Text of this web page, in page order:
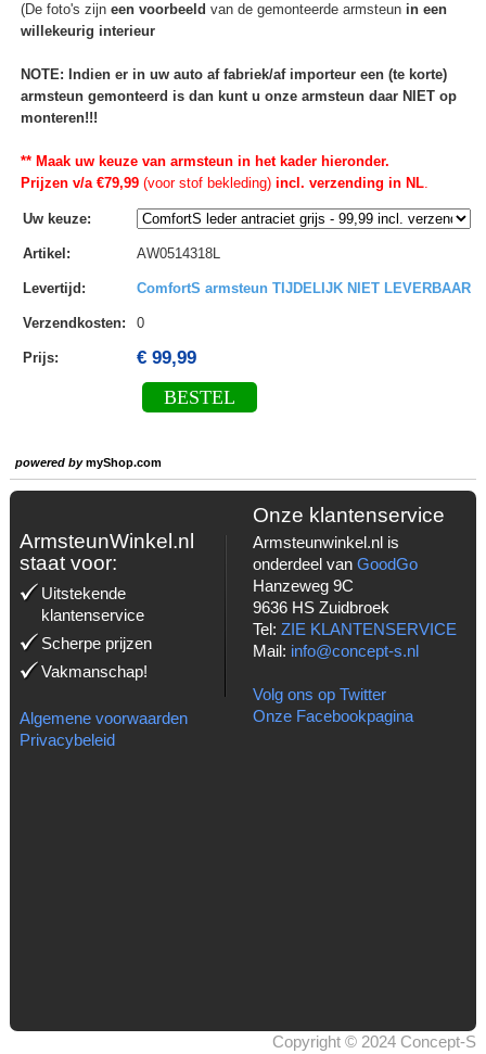
(De foto's zijn een voorbeeld van de gemonteerde armsteun in een
willekeurig interieur
NOTE: Indien er in uw auto af fabriek/af importeur een (te korte)
armsteun gemonteerd is dan kunt u onze armsteun daar NIET op
monteren!!!
** Maak uw keuze van armsteun in het kader hieronder.
Prijzen v/a €79,99(voor stof bekleding)incl. verzending in NL.
Uw keuze:
Artikel : AW0514318L
Levertijd : ComfortS armsteun TIJDELIJK NIET LEVERBAAR
Verzendkosten: 0
Prijs: € 99,99
BESTEL
powered bymyShop.com
ArmsteunWinkel.nl
staat voor:
Uitstekende
klantenservice
Scherpe prijzen
Vakmanschap!
Algemene voorwaarden
Privacybeleid
Onze klantenservice
Armsteunwinkel.nl is
onderdeel van GoodGo
Hanzeweg 9C
9636 HS Zuidbroek
Tel: ZIE KLANTENSERVICE
Mail: info@concept-s.nl
Volg ons op Twitter
Onze Facebookpagina
Copyright © 2024 Concept-S